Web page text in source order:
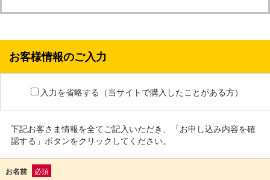
お客様情報のご入力
入力を省略する（当サイトで購入したことがある方）
下記お客さま情報を全てご記入いただき、「お申し込み内容を確
認する」ボタンをクリックしてください。
お名前 必須